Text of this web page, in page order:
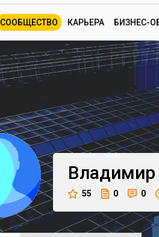
СООБЩЕСТВО КАРЬЕРА БИЗНЕС-
Владимир
55 0 0